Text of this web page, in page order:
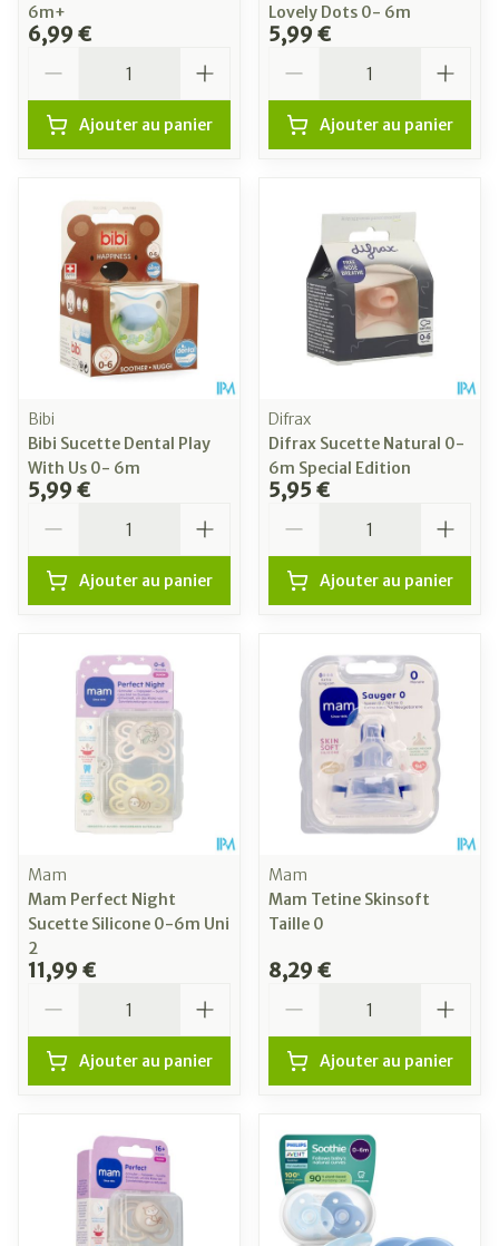
6m+
6,99 €
Ajouter au panier
Lovely Dots 0- 6m
5,99 €
Ajouter au panier
Bibi
Bibi Sucette Dental Play
With Us 0- 6m
5,99 €
Ajouter au panier
Difrax
Difrax Sucette Natural 0-
6m Special Edition
5,95 €
Ajouter au panier
Mam
Mam Perfect Night
Sucette Silicone 0-6m Uni
2
11,99 €
Ajouter au panier
Mam
Mam Tetine Skinsoft
Taille 0
8,29 €
Ajouter au panier